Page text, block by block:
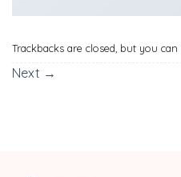
Trackbacks are closed, but you can
Next →